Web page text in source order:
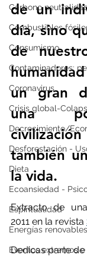
Carbono
Combustibles
Consumismo
Contaminadores:
Coronavirus
Crisis global-
Decrecimiento/
Desforestación -
Dieta
Ecoansiedad -
Espiritualidad
Energías renovables
Eventos extremos
de un
día, sino
de
un gran
una
también
la vida.
Extracto de
2011 en la revista
Dedicas parte